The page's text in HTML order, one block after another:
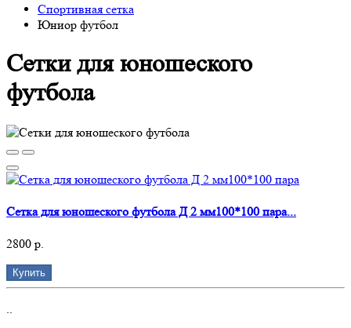
Спортивная сетка
Юниор футбол
Сетки для юношеского
футбола
Сетка для юношеского футбола Д 2 мм100*100 пара...
2800 р.
Купить
..